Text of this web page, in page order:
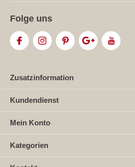
Folge uns
Zusatzinformation
Kundendienst
Mein Konto
Kategorien